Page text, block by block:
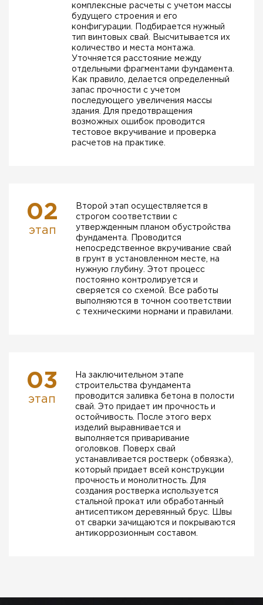
комплексные расчеты с учетом массы
будущего строения и его
конфигурации. Подбирается нужный
тип винтовых свай. Высчитывается их
количество и места монтажа.
Уточняется расстояние между
отдельными фрагментами фундамента.
Как правило, делается определенный
запас прочности с учетом
последующего увеличения массы
здания. Для предотвращения
возможных ошибок проводится
тестовое вкручивание и проверка
расчетов на практике.
02
этап
Второй этап осуществляется в
строгом соответствии с
утвержденным планом обустройства
фундамента. Проводится
непосредственное вкручивание свай
в грунт в установленном месте, на
нужную глубину. Этот процесс
постоянно контролируется и
сверяется со схемой. Все работы
выполняются в точном соответствии
с техническими нормами и правилами.
03
этап
На заключительном этапе
строительства фундамента
проводится заливка бетона в полости
свай. Это придает им прочность и
остойчивость. После этого верх
изделий выравнивается и
выполняется приваривание
оголовков. Поверх свай
устанавливается ростверк (обвязка),
который придает всей конструкции
прочность и монолитность. Для
создания ростверка используется
стальной прокат или обработанный
антисептиком деревянный брус. Швы
от сварки зачищаются и покрываются
антикоррозионным составом.